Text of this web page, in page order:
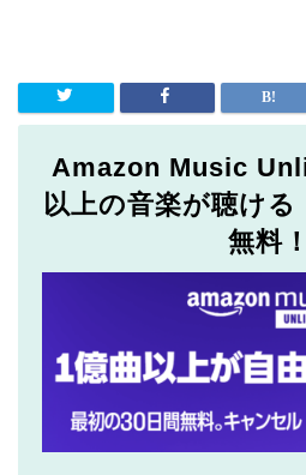
Amazon Music
以上の音楽が聴ける
無料！